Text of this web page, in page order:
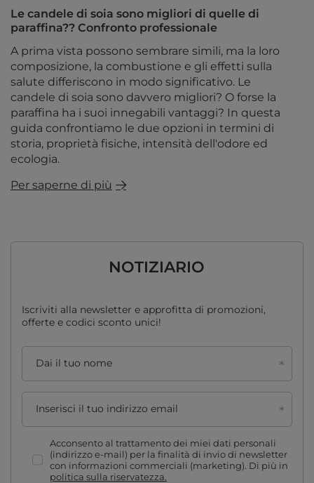
Le candele di soia sono migliori di quelle di
paraffina?? Confronto professionale
A prima vista possono sembrare simili, ma la loro
composizione, la combustione e gli effetti sulla
salute differiscono in modo significativo. Le
candele di soia sono davvero migliori? O forse la
paraffina ha i suoi innegabili vantaggi? In questa
guida confrontiamo le due opzioni in termini di
storia, proprietà fisiche, intensità dell'odore ed
ecologia.
Per saperne di più
NOTIZIARIO
Iscriviti alla newsletter e approfitta di promozioni,
offerte e codici sconto unici!
Dai il tuo nome
Inserisci il tuo indirizzo email
Acconsento al trattamento dei miei dati personali
(indirizzo e-mail) per la finalità di invio di newsletter
con informazioni commerciali (marketing). Di più in
politica sulla riservatezza.